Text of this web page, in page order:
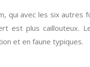
qui avec les six
plus caillouteux.
et en faune typiques.